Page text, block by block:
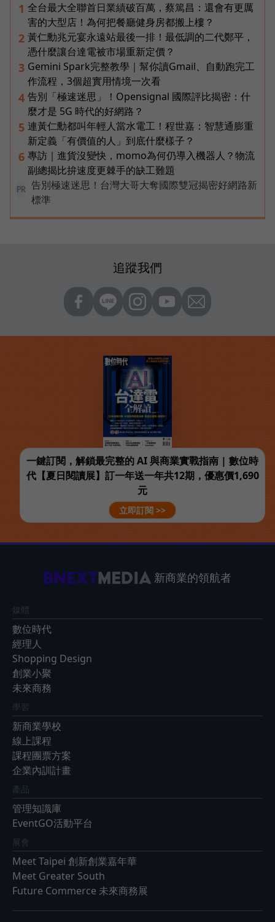
1 全台最大全聯首日業績破百萬，蔡篤昌：還會有更厲
害的大型店！為何把餐廳健身房都搬上樓？
2 黃仁勳兆元宴永遠站最後一排！最低調的二代鄭平，
憑什麼讓台達電被市場重新定價？
3 Gemini Spark完整教學｜幫你讀Gmail、自動跑完工
作流程，3個超實用情境一次看
4 告別「極速迷思」！Opensignal 國際評比揭密：什
麼才是 5G 時代的好網路？
5 連黃仁勳都叫年輕人當水電工！程世嘉：智慧通膨重
新定義「有價值的人」到底什麼樣子？
6 專訪｜進貨沒變快，momo為何仍導入機器人？物流
副總揭比拚速度更棘手的缺工難題
PR
告別極速迷思！台灣大哥大奪國際雙冠揭密好網路新
標準
追蹤我們
一鍵訂閱，解鎖最完整的 AI 與商業實戰指南 | 數位時
代【夏日閱讀展】訂一年送一年共12期，優惠價1,690
元
立即訂閱 >>
新商業的領航者
媒體
數位時代
經理人
Shopping Design
創業小聚
未來商務
學習
新商業學校
線上課程
課程團票方案
企業內訓計畫
產品
管理知識庫
EventGO活動平台
展會
Meet Taipei 創新創業嘉年華
Meet Greater South
Future Commerce 未來商務展